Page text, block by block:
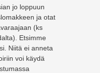
jo loppuun
ja otat
(ks
Etsimme
Niitä ei anneta
voi käydä